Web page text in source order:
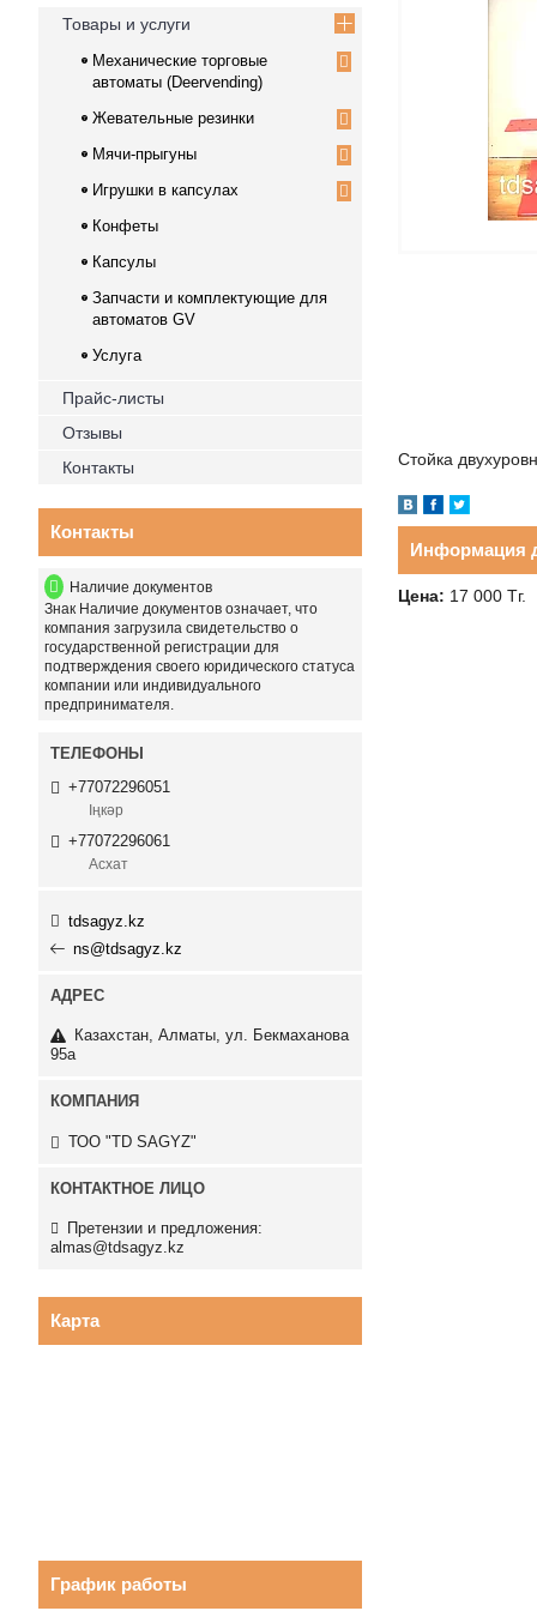
Стойка
Информация
Цена: 17 000 Тг.
Товары и услуги
Механические торговые
автоматы (Deervending)
Жевательные резинки
Мячи-прыгуны
Игрушки в капсулах
Конфеты
Капсулы
Запчасти и комплектующие для
автоматов GV
Услуга
Прайс-листы
Отзывы
Контакты
Контакты
Наличие документов
Знак Наличие документов означает, что
компания загрузила свидетельство о
государственной регистрации для
подтверждения своего юридического статуса
компании или индивидуального
предпринимателя.
+77072296051
Іңкәр
+77072296061
Асхат
tdsagyz.kz
ns@tdsagyz.kz
Казахстан Алматы ул. Бекмаханова
95а
ТОО "TD SAGYZ"
Претензии и предложения:
almas@tdsagyz.kz
Карта
График работы